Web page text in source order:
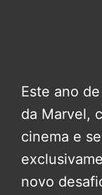
Este ano
da Marvel,
cinema e
novo